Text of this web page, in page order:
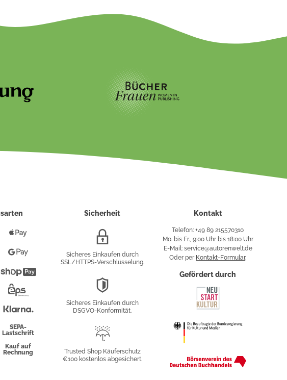
Pay
PayShopify
Überweisung
SEPA-
Lastschrift
Kauf auf
Rechnung
Sicherheit
Verschlüsselung
Sicheres Einkaufen durch
SSL/HTTPS-Verschlüsselung.
Sicheres Einkaufen durch
DSGVO-Konformität.
Käuferschutz
Trusted Shop Käuferschutz
€100 kostenlos abgesichert.
Kontakt
Telefon: +49 89 215570310
Mo. bis Fr., 9:00 Uhr bis 18:00 Uhr
E-Mail: service@autorenwelt.de
Oder per Kontakt-Formular.
Gefördert durch